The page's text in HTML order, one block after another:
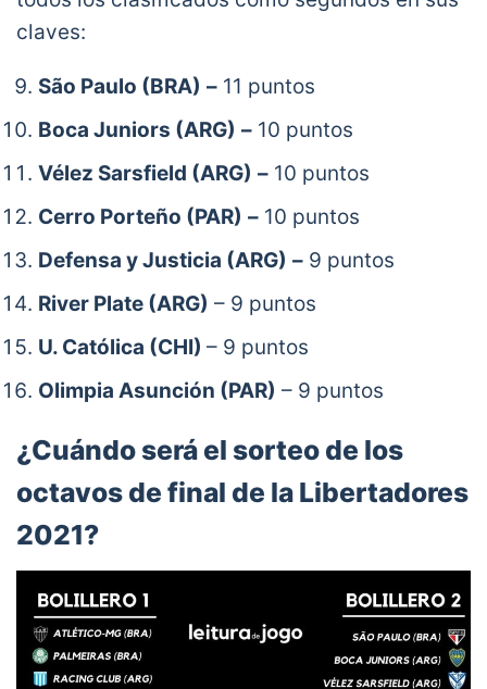
claves:
São Paulo (BRA) – 11 puntos
Boca Juniors (ARG) – 10 puntos
Vélez Sarsfield (ARG) – 10 puntos
Cerro Porteño (PAR) – 10 puntos
Defensa y Justicia (ARG) – 9 puntos
River Plate (ARG) – 9 puntos
U. Católica (CHI) – 9 puntos
Olimpia Asunción (PAR) – 9 puntos
¿Cuándo será el sorteo de los
octavos de final de la Libertadores
2021?